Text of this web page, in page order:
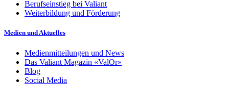
Berufseinstieg bei Valiant
Weiterbildung und Förderung
Medien und Aktuelles
Medienmitteilungen und News
Das Valiant Magazin «ValOr»
Blog
Social Media